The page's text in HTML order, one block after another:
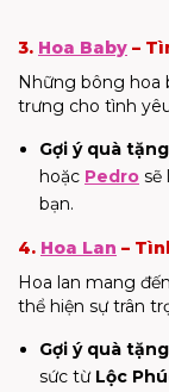
3. Hoa Baby –
Những bông hoa
trưng cho tình
Gợi ý quà
hoặc Pedro sẽ
bạn.
4. Hoa Lan –
Hoa lan mang
thể hiện sự trân
Gợi ý quà
sức từ Lộc